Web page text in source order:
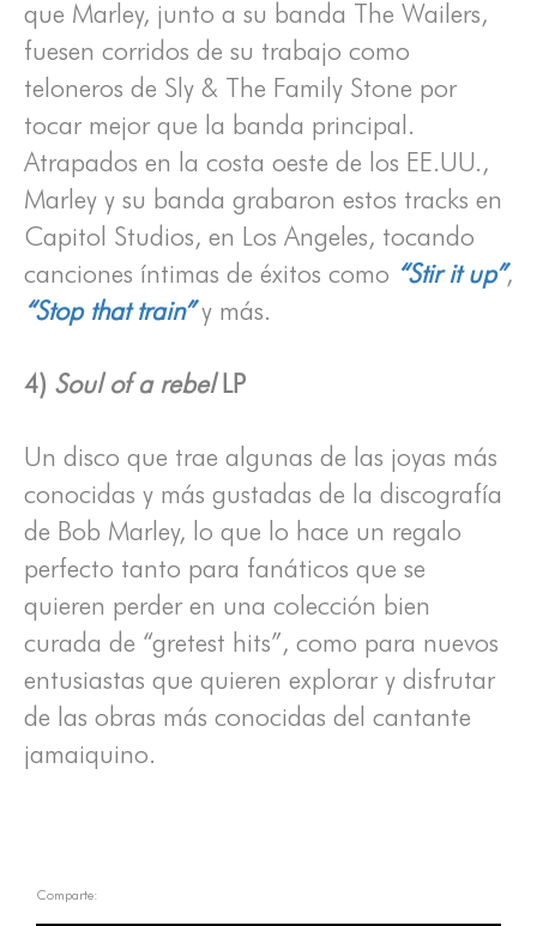
que Marley, junto a su banda The Wailers,
fuesen corridos de su trabajo como
teloneros de Sly & The Family Stone por
tocar mejor que la banda principal.
Atrapados en la costa oeste de los EE.UU.,
Marley y su banda grabaron estos tracks en
Capitol Studios, en Los Angeles, tocando
canciones íntimas de éxitos como “Stir it up”,
“Stop that train”y más.
4) Soul of a rebelLP
Un disco que trae algunas de las joyas más
conocidas y más gustadas de la discografía
de Bob Marley, lo que lo hace un regalo
perfecto tanto para fanáticos que se
quieren perder en una colección bien
curada de “gretest hits”, como para nuevos
entusiastas que quieren explorar y disfrutar
de las obras más conocidas del cantante
jamaiquino.
Comparte: